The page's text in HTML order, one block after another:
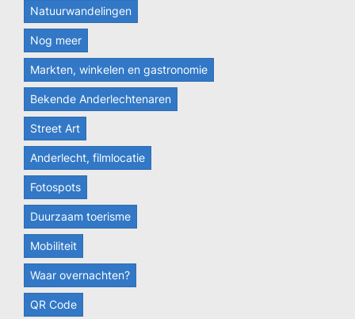
Natuurwandelingen
Nog meer
Markten, winkelen en gastronomie
Bekende Anderlechtenaren
Street Art
Anderlecht, filmlocatie
Fotospots
Duurzaam toerisme
Mobiliteit
Waar overnachten?
QR Code